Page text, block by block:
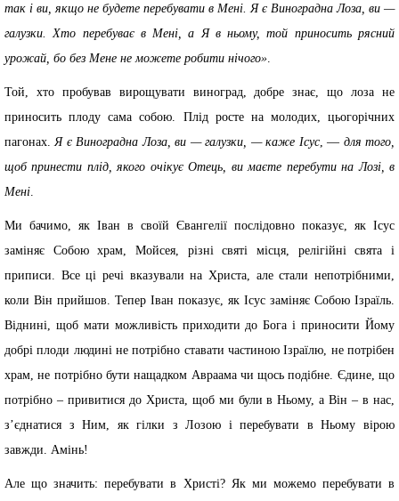
так і ви, якщо не будете перебувати в Мені. Я є Виноградна Лоза, ви —
галузки. Хто перебуває в Мені, а Я в ньому, той приносить рясний
урожай, бо без Мене не можете робити нічого»
Той, хто пробував вирощувати виноград, добре знає, що лоза не
приносить плоду сама собою. Плід росте на молодих, цьогорічних
пагонах. Я є Виноградна Лоза, ви — галузки, — каже Ісус, — для того,
щоб принести плід, якого очікує Отець, ви маєте перебути на Лозі, в
Мені
Ми бачимо, як Іван в своїй Євангелії послідовно показує, як Ісус
заміняє Собою храм, Мойсея, різні святі місця, релігійні свята і
приписи. Все ці речі вказували на Христа, але стали непотрібними,
коли Він прийшов. Тепер Іван показує, як Ісус заміняє Собою Ізраїль.
Віднині, щоб мати можливість приходити до Бога і приносити Йому
добрі плоди людині не потрібно ставати частиною Ізраїлю, не потрібен
храм, не потрібно бути нащадком Авраама чи щось подібне. Єдине, що
потрібно – привитися до Христа, щоб ми були в Ньому, а Він – в нас,
з’єднатися з Ним, як гілки з Лозою і перебувати в Ньому вірою
завжди. Амінь!
Але що значить: перебувати в Христі? Як ми можемо перебувати в